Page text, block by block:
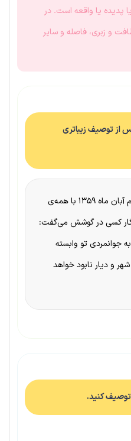
پدیده یا واقعه است. در
و زبری، فاصله و سایر
از توصیف زیباتری
دریاقلی در آن شب پاییزی نهم آبان ماه ۱۳۵۹ با همه‌ی
کسی در گوشش می‌گفت:
جوانمردی تو وابسته
و دیار نابود خواهد